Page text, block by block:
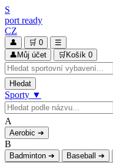
S
port ready
CZ
👤 🛒 0
☰
👤 Můj účet 🛒 Košík 0
Hledat
Sporty ▼
A
Aerobic ➔
B
Badminton ➔ Baseball ➔